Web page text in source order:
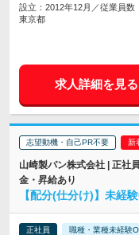
設立：2012年12月／従業員数
東京都
求人詳細を見る
志望動機・自己PR不要
山崎製パン株式会社 | 正社
金・昇給あり
【配分(仕分け)】未経
正社員 職種・業種未経験